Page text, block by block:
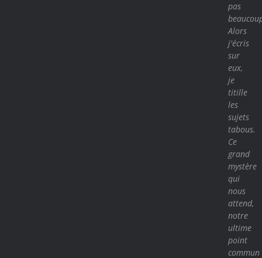
pas
Alors
j'écris
sur
eux,
je
titille
les
sujets
tabous.
Ce
grand
mystère
qui
nous
attend,
notre
ultime
point
commun